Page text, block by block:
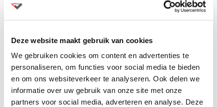
Deze website maakt gebruik van cookies
We gebruiken cookies om content en advertenties te
personaliseren, om functies voor social media te bieden
en om ons websiteverkeer te analyseren. Ook delen we
informatie over uw gebruik van onze site met onze
partners voor social media, adverteren en analyse. Deze
Fauteuil met moderne klasse
kunt u kiezen uit een geselecteerde houtfineer in eik of
walnoot. Het geeft de stoel extra karakter. Booi past in het
meest veeleisende interieur. Maak de stoel persoonlijk door
de juiste kleuren of kleurcombinatie te kiezen. Onze adviseurs
helpen u graag met hun kleuradvies, afgestemd op uw
organisatie en eventueel huisstijl.